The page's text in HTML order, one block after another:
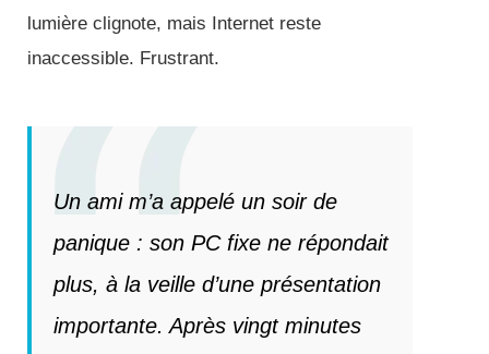
lumière clignote, mais Internet reste
inaccessible. Frustrant.
Un ami m’a appelé un soir de
panique : son PC fixe ne répondait
plus, à la veille d’une présentation
importante. Après vingt minutes